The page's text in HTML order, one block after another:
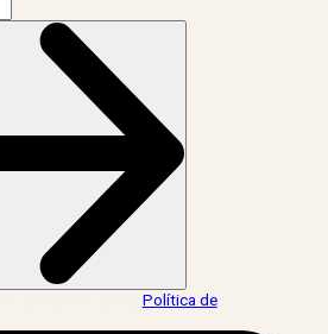
Política de